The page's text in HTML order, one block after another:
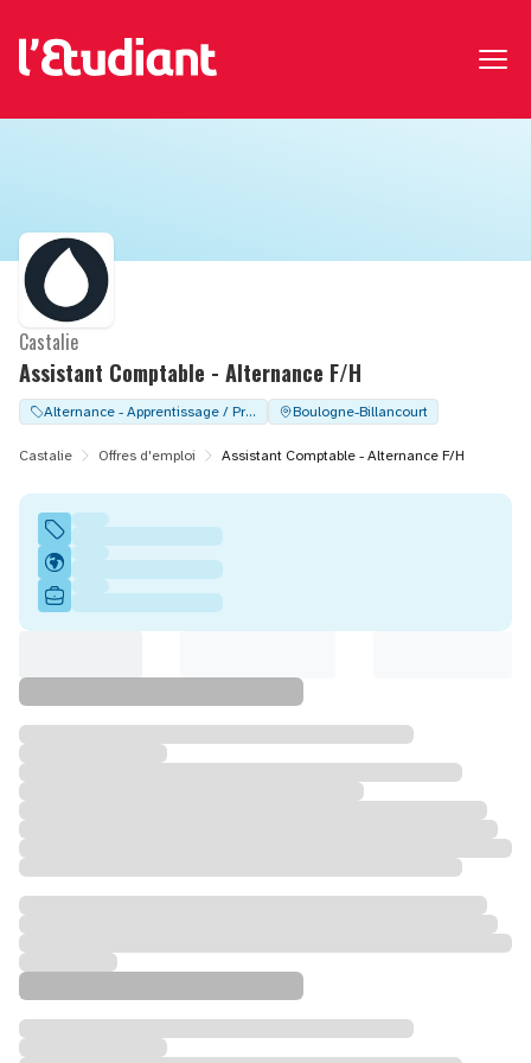
Assistant Comptable - Alternance F/H
Castalie
Alternance - Apprentissage / Professionalisation Boulogne-Billancourt
Castalie Offres d'emploi Assistant Comptable - Alternance F/H